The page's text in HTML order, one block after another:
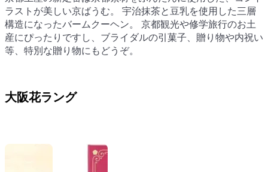
ラストが美しい京ばうむ。 宇治抹茶と豆乳を使用した三層
構造になったバームクーヘン。 京都観光や修学旅⾏のお⼟
産にぴったりですし、ブライダルの引菓⼦、贈り物や内祝い
等、特別な贈り物にもどうぞ。
ラストが美しい京ばうむ。 宇治抹茶と豆乳を使用した三層
構造になったバームクーヘン。 京都観光や修学旅⾏のお⼟
産にぴったりですし、ブライダルの引菓⼦、贈り物や内祝い
等、特別な贈り物にもどうぞ。
大阪花ラング